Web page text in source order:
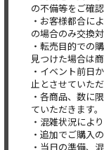
の不備等をご確認
・お客様都合に
の場合のみ交換
・転売目的での
見つけた場合は
・イベント前日
止とさせていただ
・各商品、数に
ていただきます。
・混雑状況によ
・追加でご購入
・当日の準備、